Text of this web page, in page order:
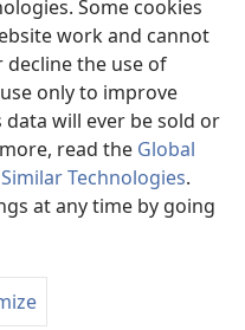
Some cookies
work and cannot
decline the use of
only to improve
will ever be sold or
read the Global
Technologies.
at any time by going
Tract Society of Pennsylvania.